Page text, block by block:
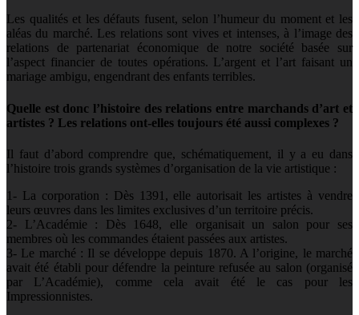
Les qualités et les défauts fusent, selon l’humeur du moment et les
aléas du marché. Les relations sont vives et intenses, à l’image des
relations de partenariat économique de notre société basée sur
l’aspect financier de toutes opérations. L’argent et l’art faisant un
mariage ambigu, engendrant des enfants terribles.
Quelle est donc l’histoire des relations entre marchands d’art et
artistes ? Les relations ont-elles toujours été aussi complexes ?
Il faut d’abord comprendre que, schématiquement, il y a eu dans
l’histoire trois grands systèmes d’organisation de la vie artistique :
1- La corporation : Dès 1391, elle autorisait les artistes à vendre
leurs œuvres dans les limites exclusives d’un territoire précis.
2- L’Académie : Dès 1648, elle organisait un salon pour ses
membres où les commandes étaient passées aux artistes.
3- Le marché : Il se développe depuis 1870. A l’origine, le marché
avait été établi pour défendre la peinture refusée au salon (organisé
par L’Académie), comme cela avait été le cas pour les
Impressionnistes.